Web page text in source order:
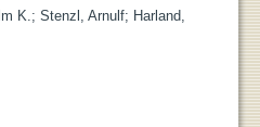
K.; Stenzl, Arnulf; Harland,